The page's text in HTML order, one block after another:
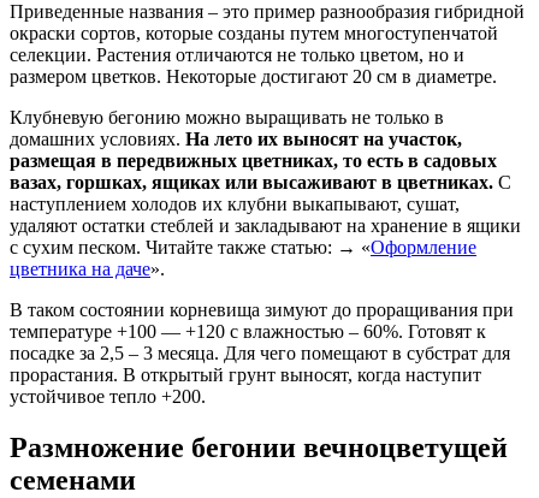
Приведенные названия – это пример разнообразия гибридной
окраски сортов, которые созданы путем многоступенчатой
селекции. Растения отличаются не только цветом, но и
размером цветков. Некоторые достигают 20 см в диаметре.
Клубневую бегонию можно выращивать не только в
домашних условиях. На лето их выносят на участок,
размещая в передвижных цветниках, то есть в садовых
вазах, горшках, ящиках или высаживают в цветниках. С
наступлением холодов их клубни выкапывают, сушат,
удаляют остатки стеблей и закладывают на хранение в ящики
с сухим песком. Читайте также статью: → «Оформление
цветника на даче».
В таком состоянии корневища зимуют до проращивания при
температуре +100 — +120 с влажностью – 60%. Готовят к
посадке за 2,5 – 3 месяца. Для чего помещают в субстрат для
прорастания. В открытый грунт выносят, когда наступит
устойчивое тепло +200.
Размножение бегонии вечноцветущей
семенами